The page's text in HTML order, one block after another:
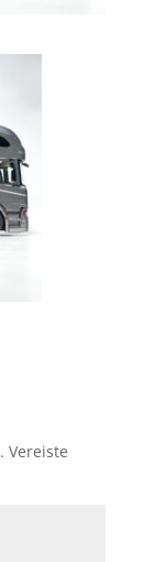
Vereiste